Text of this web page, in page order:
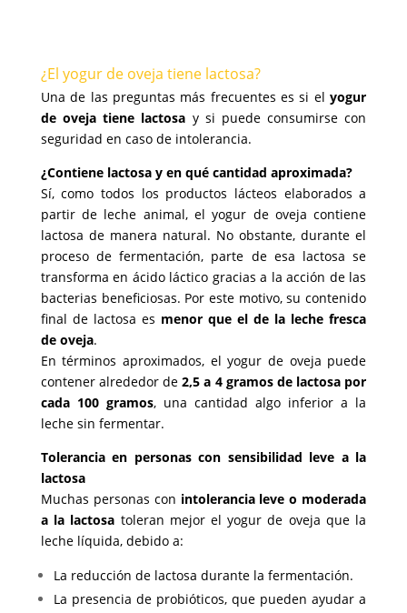
¿El yogur de oveja tiene lactosa?
Una de las preguntas más frecuentes es si elyogur
de oveja tiene lactosa y si puede consumirse con
seguridad en caso de intolerancia.
¿Contiene lactosa y en qué cantidad aproximada?
Sí, como todos los productos lácteos elaborados a
partir de leche animal, el yogur de oveja contiene
lactosa de manera natural. No obstante, durante el
proceso de fermentación, parte de esa lactosa se
transforma en ácido láctico gracias a la acción de las
bacterias beneficiosas. Por este motivo, su contenido
final de lactosa es menor que el de la leche fresca
de oveja.
En términos aproximados, el yogur de oveja puede
contener alrededor de2,5 a 4 gramos de lactosa por
cada 100 gramos, una cantidad algo inferior a la
leche sin fermentar.
Tolerancia en personas con sensibilidad leve a la
lactosa
Muchas personas con intolerancia leve o moderada
a la lactosa toleran mejor el yogur de oveja que la
leche líquida, debido a:
La reducción de lactosa durante la fermentación.
La presencia de probióticos, que pueden ayudar a